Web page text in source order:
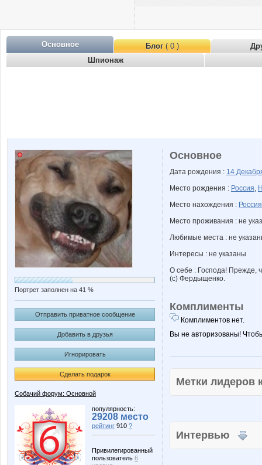
Основное Блог( 0 )
Шпионаж
Портрет заполнен на 41 %
Отправить приватное сообщение
Добавить в друзья
Игнорировать
Сделать подарок
Собачий форум: Основной
популярность:
29208 место
рейтинг 910 ?
Привилегированный
пользователь 6
Основное
Дата рождения : 14
Место рождения : Россия,
Место нахождения : Россия
Место проживания : не
Любимые места : не
Интересы : не указаны
О себе : Господа! Прежде,
(с) Фердыщенко.
Комплименты
Комплиментов нет.
Вы не авторизованы!
Метки
Интервью